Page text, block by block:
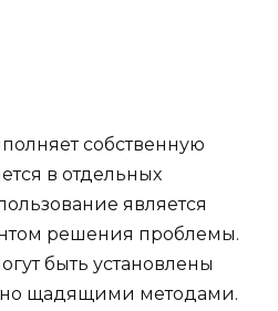
собственную
в отдельных
является
решения проблемы.
быть установлены
щадящими методами.